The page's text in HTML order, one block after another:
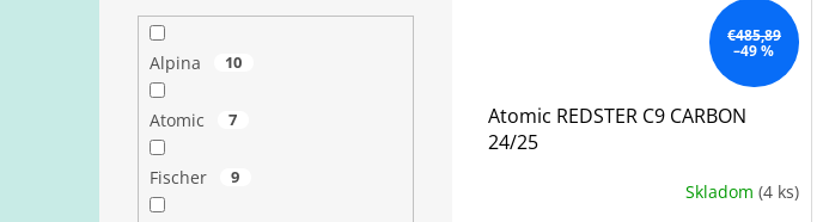
Alpina 10
Atomic 7
Fischer 9
€485,89
–49 %
Atomic REDSTER C9 CARBON
24/25
Skladom (4 ks)